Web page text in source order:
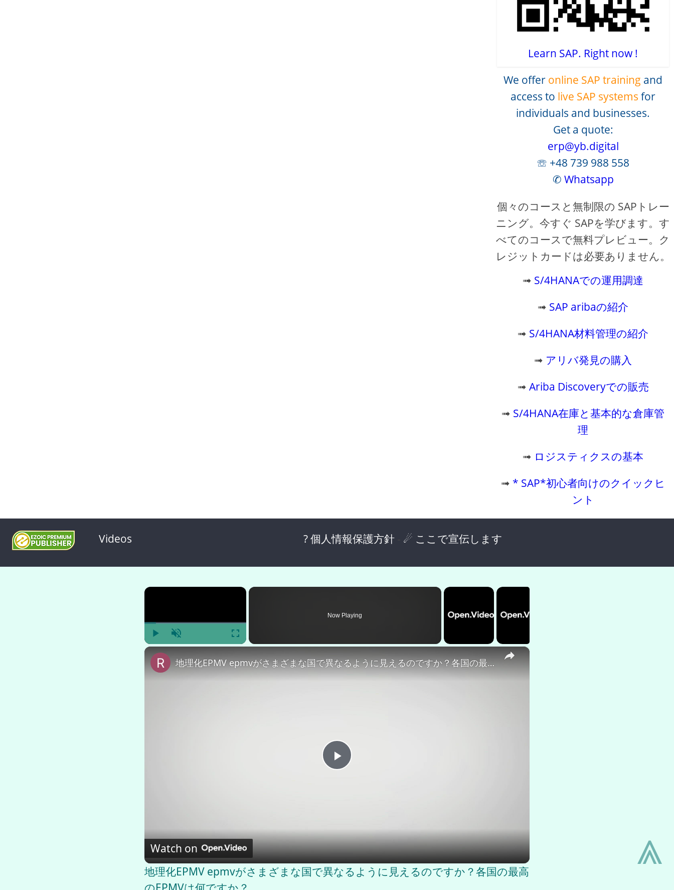
Learn SAP. Right now !
We offer online SAP training and
access to live SAP systems for
individuals and businesses.
Get a quote:
erp@yb.digital
☏ +48 739 988 558
✆ Whatsapp
個々のコースと無制限の SAPトレー
ニング。今すぐ SAPを学びます。す
べてのコースで無料プレビュー。ク
レジットカードは必要ありません。
➟ S/4HANAでの運用調達
➟ SAP aribaの紹介
➟ S/4HANA材料管理の紹介
➟ アリバ発見の購入
➟ Ariba Discoveryでの販売
➟ S/4HANA在庫と基本的な倉庫管
理
➟ ロジスティクスの基本
➟ * SAP*初心者向けのクイックヒ
ント
Videos ? 個人情報保護方針 ☄ ここで宣伝します
⩓
×
Play Unmute Fullscreen
Now Playing
×
P
a
y
地理化EPMV epmvがさまざまな国で異なるように見えるのですか？各国の最高のEPMVは何ですか？
Watch on
地理化EPMV epmvがさまざまな国で異なるように見えるのですか？各国の最高